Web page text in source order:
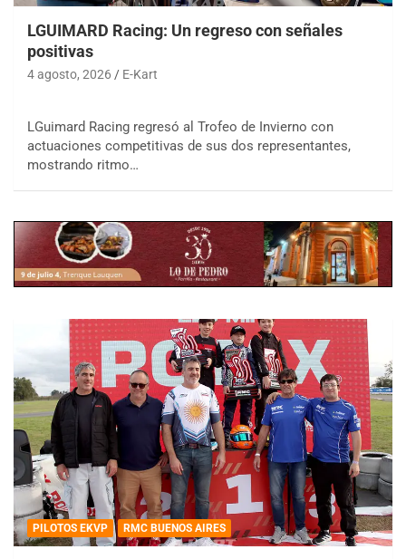
LGUIMARD Racing: Un regreso con señales
positivas
4 agosto, 2026 E-Kart
LGuimard Racing regresó al Trofeo de Invierno con
actuaciones competitivas de sus dos representantes,
mostrando ritmo…
PILOTOS EKVP RMC BUENOS AIRES